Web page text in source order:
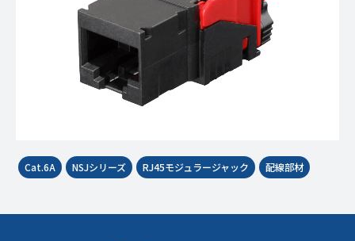
Cat.6A NSJシリーズ RJ45モジュラージャック 配線部材